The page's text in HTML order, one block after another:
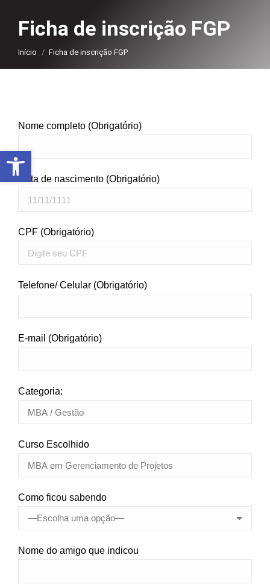
Ficha de inscrição FGP
Você está aqui:
Início Ficha de inscrição FGP
Nome completo (Obrigatório)
Data de nascimento (Obrigatório)
CPF (Obrigatório)
Telefone/ Celular (Obrigatório)
E-mail (Obrigatório)
Categoria:
Curso Escolhido
Como ficou sabendo
Nome do amigo que indicou
Abrir a barra de ferramentas